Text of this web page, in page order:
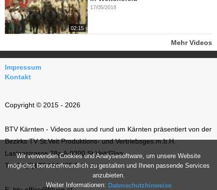
Wir verwenden Cookies und Analysesoftware, um unsere Website
möglichst benutzerfreundlich zu gestalten und Ihnen passende Services
anzubieten.
Weiter Informationen: Datenschutzhinweise
02:15
17/05/2018
Mehr Videos
Impressum
Kontakt
Copyright © 2015 - 2026
BTV Kärnten - Videos aus und rund um Kärnten präsentiert von der
Bezirks TV St.Veit Produktions- und Vertriebsges.m.b.H.
Lastenstrasse 28a A-9300 St.Veit/Glan
T: +43 (0)699 114 035 66